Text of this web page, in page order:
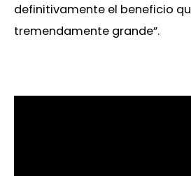
definitivamente el beneficio
tremendamente grande”.